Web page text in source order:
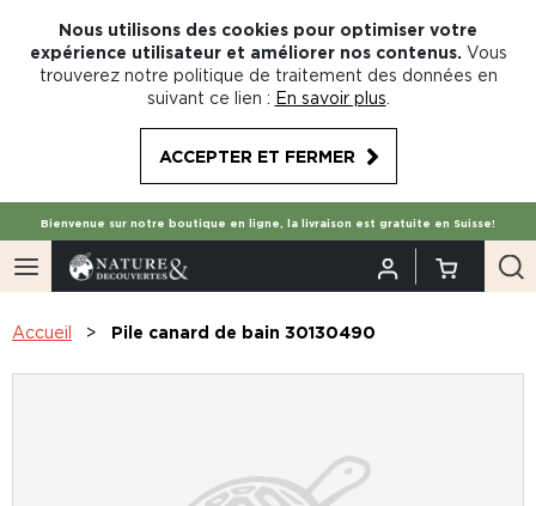
Nous utilisons des cookies pour optimiser votre
expérience utilisateur et améliorer nos contenus. Vous
trouverez notre politique de traitement des données en
suivant ce lien : En savoir plus
ACCEPTER ET FERMER
Bienvenue sur notre boutique en ligne, la livraison est gratuite en Suisse!
Accueil Pile canard de bain 30130490